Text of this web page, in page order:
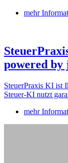
mehr
powered by
SteuerPraxis KI ist
Steuer-KI nutzt
mehr